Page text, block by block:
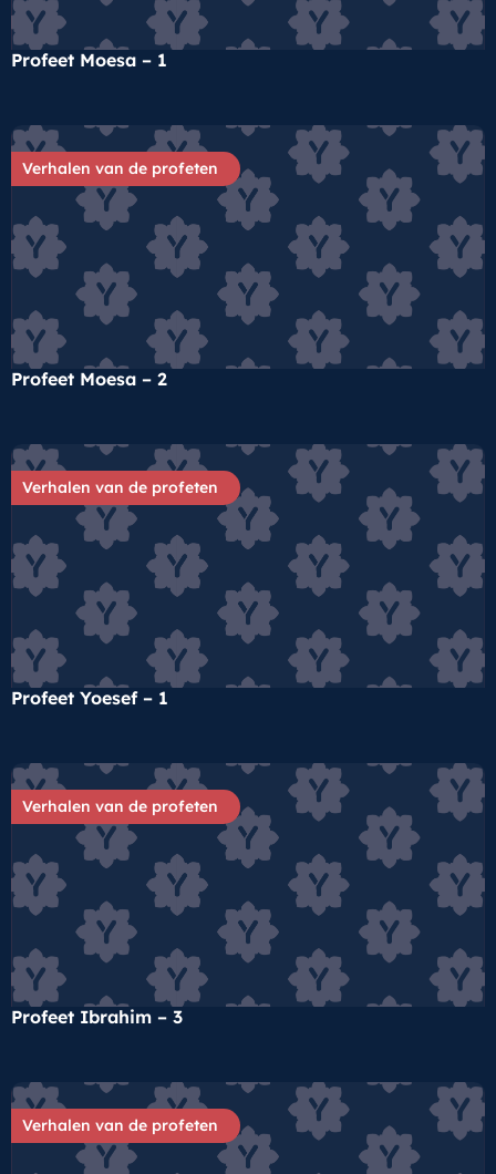
Profeet Moesa – 1
Verhalen van de profeten
Profeet Moesa – 2
Verhalen van de profeten
Profeet Yoesef – 1
Verhalen van de profeten
Profeet Ibrahim – 3
Verhalen van de profeten